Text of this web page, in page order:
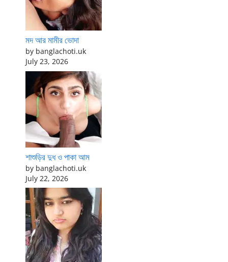
মদ আর মামীর ভোদা
by banglachoti.uk
July 23, 2026
শাশুড়ির দুধ ও পাকা আম
by banglachoti.uk
July 22, 2026